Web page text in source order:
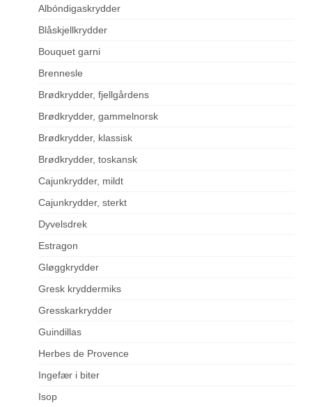
Albóndigaskrydder
Blåskjellkrydder
Bouquet garni
Brennesle
Brødkrydder, fjellgårdens
Brødkrydder, gammelnorsk
Brødkrydder, klassisk
Brødkrydder, toskansk
Cajunkrydder, mildt
Cajunkrydder, sterkt
Dyvelsdrek
Estragon
Gløggkrydder
Gresk kryddermiks
Gresskarkrydder
Guindillas
Herbes de Provence
Ingefær i biter
Isop